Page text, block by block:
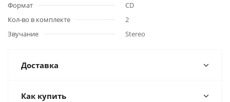
Формат
CD
Кол-во в комплекте
2
Звучание
Stereo
Доставка
Как купить